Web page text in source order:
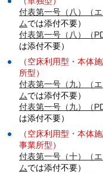
付表第一号（八）（エ
ムでは添付不要）
付表第一号（八）（
は添付不要）
（空床利用型・本体
所型）
付表第一号（九）（エ
ムでは添付不要）
付表第一号（九）（
は添付不要）
（空床利用型・本体
事業所型）
付表第一号（十）（エ
ムでは添付不要）